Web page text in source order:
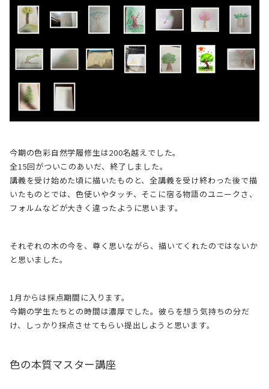
今期の色彩自然学履修生は200名越えでした。
全15回がついこのあいだ、終了しました。
講義を受け始めた頃に描いたものと、全講義を受け終わった後で描
いたものとでは、色使いやタッチ、そこに宿る物語のユニークさ、
フォルムなどが大きく違ったように思います。
それぞれの木の今を、尊く思いながら、描いてくれたのではないか
と思いました。
1月からは採点期間に入ります。
今期の学生たちとの時間は濃厚でした。彼らを想う気持ちの分だ
け、しっかり採点させてもらい提出しようと思います。
色の本質マスター講座